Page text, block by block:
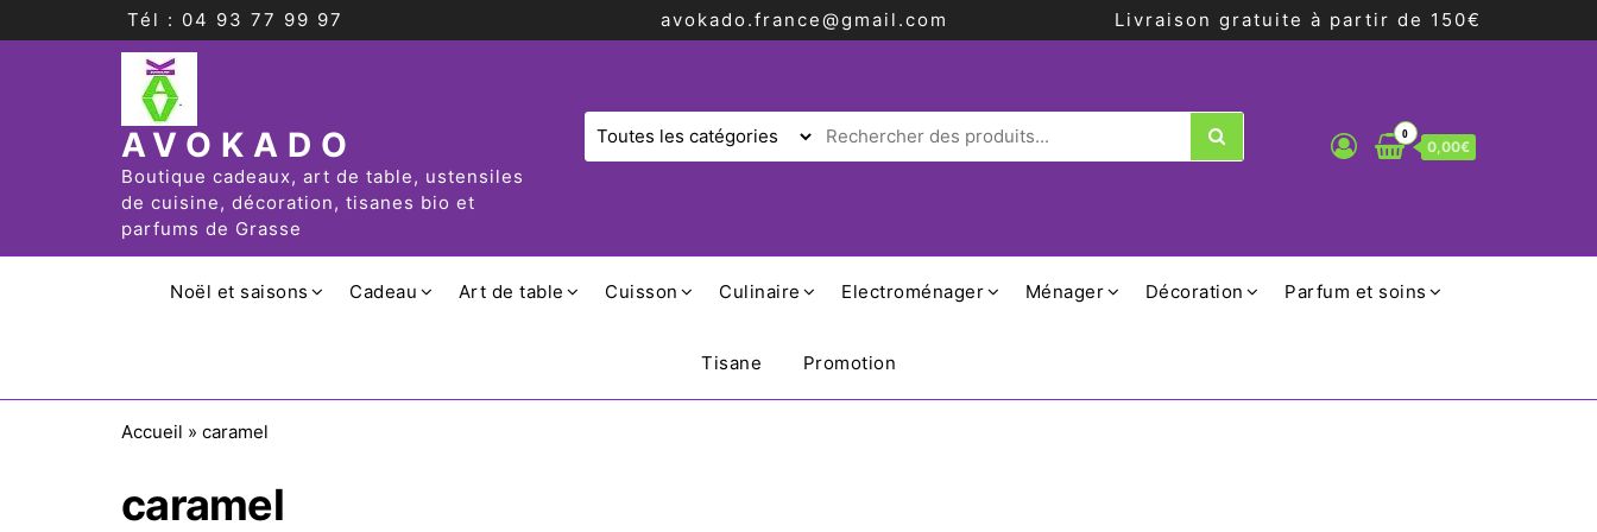
Tél : 04 93 77 99 97 avokado.france@gmail.com Livraison gratuite à partir de 150€
AVOKADO
Boutique cadeaux, art de table, ustensiles
de cuisine, décoration, tisanes bio et
parfums de Grasse
0
0,00€
Noël et saisons Cadeau Art de table Cuisson Culinaire Electroménager Ménager Décoration Parfum et soins
Tisane Promotion
Accueil » caramel
caramel